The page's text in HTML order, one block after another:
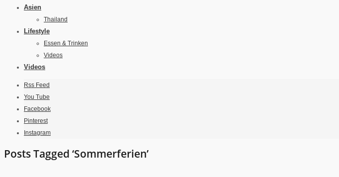
Asien
Thailand
Lifestyle
Essen & Trinken
Videos
Videos
Rss Feed
You Tube
Facebook
Pinterest
Instagram
Posts Tagged ‘Sommerferien’